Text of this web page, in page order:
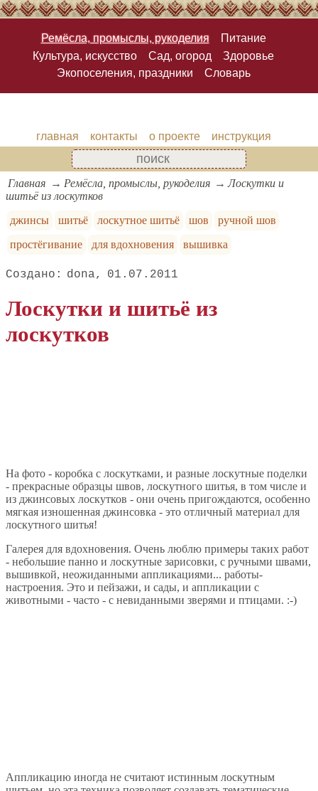
Ремёсла, промыслы, рукоделия
Питание
Культура, искусство
Сад, огород
Здоровье
Экопоселения, праздники
Словарь
главная контакты о проекте инструкция
Главная Ремёсла, промыслы, рукоделия
Лоскутки и
шитьё из лоскутков
джинсы
шитьё лоскутное шитьё шов
ручной шов
простёгивание
для вдохновения вышивка
dona 01.07.2011
Лоскутки и шитьё из
лоскутков
На фото - коробка с лоскутками, и разные лоскутные поделки
- прекрасные образцы швов, лоскутного шитья, в том числе и
из джинсовых лоскутков - они очень пригождаются, особенно
мягкая изношенная джинсовка - это отличный материал для
лоскутного шитья!
Галерея для вдохновения. Очень люблю примеры таких работ
- небольшие панно и лоскутные зарисовки, с ручными швами,
вышивкой, неожиданными аппликациями... работы-
настроения. Это и пейзажи, и сады, и аппликации с
животными - часто - с невиданными зверями и птицами. :-)
Аппликацию иногда не считают истинным лоскутным